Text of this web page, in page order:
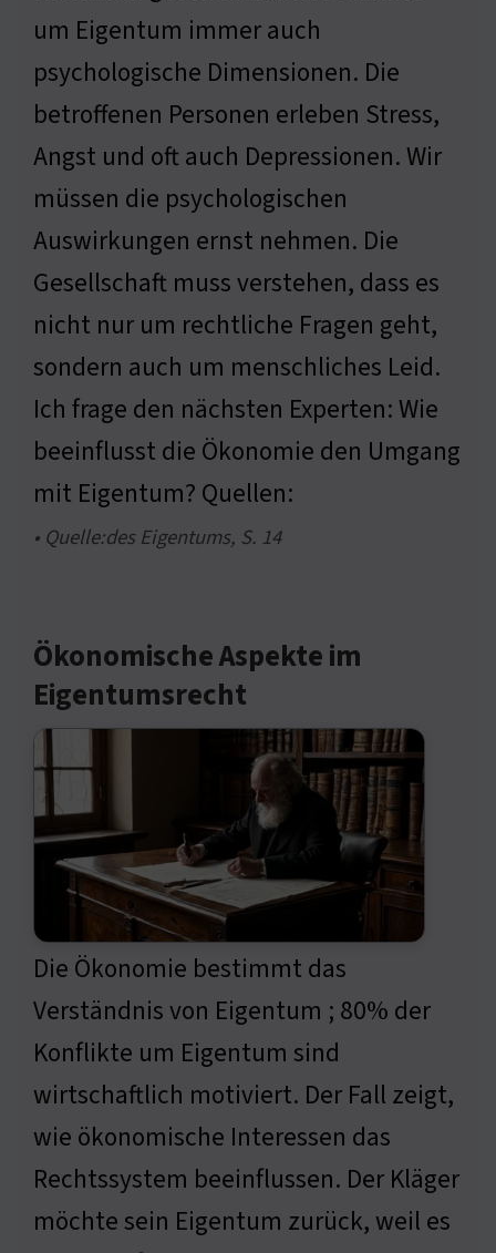
um Eigentum immer auch
psychologische Dimensionen. Die
betroffenen Personen erleben Stress,
Angst und oft auch Depressionen. Wir
müssen die psychologischen
Auswirkungen ernst nehmen. Die
Gesellschaft muss verstehen, dass es
nicht nur um rechtliche Fragen geht,
sondern auch um menschliches Leid.
Ich frage den nächsten Experten: Wie
beeinflusst die Ökonomie den Umgang
mit Eigentum? Quellen:
• Quelle:des Eigentums, S. 14
Ökonomische Aspekte im
Eigentumsrecht
Die Ökonomie bestimmt das
Verständnis von Eigentum ; 80% der
Konflikte um Eigentum sind
wirtschaftlich motiviert. Der Fall zeigt,
wie ökonomische Interessen das
Rechtssystem beeinflussen. Der Kläger
möchte sein Eigentum zurück, weil es